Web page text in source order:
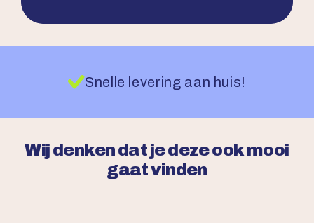
Snelle levering aan huis!
Wij denken dat je deze ook mooi
gaat vinden